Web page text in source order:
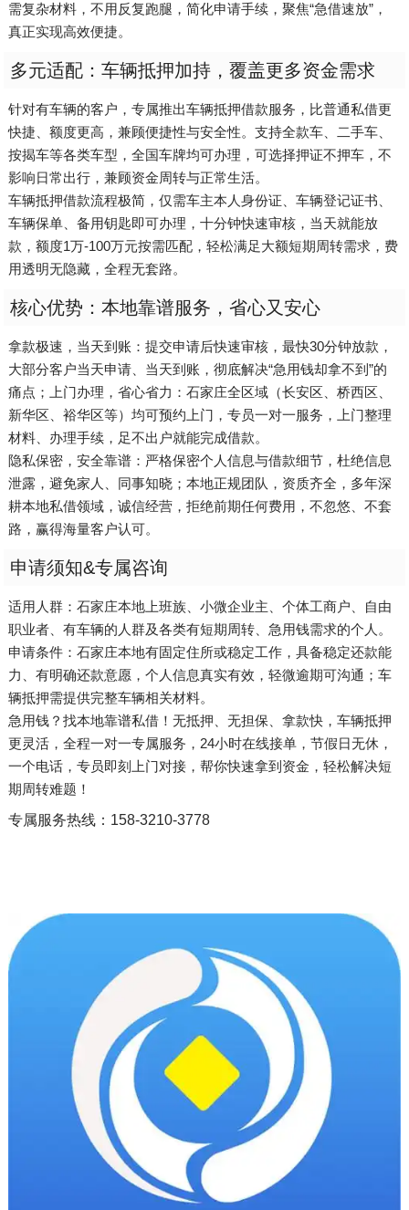
需复杂材料，不用反复跑腿，简化申请手续，聚焦“急借速放”，
真正实现高效便捷。
多元适配：车辆抵押加持，覆盖更多资金需求
针对有车辆的客户，专属推出车辆抵押借款服务，比普通私借更
快捷、额度更高，兼顾便捷性与安全性。支持全款车、二手车、
按揭车等各类车型，全国车牌均可办理，可选择押证不押车，不
影响日常出行，兼顾资金周转与正常生活。
车辆抵押借款流程极简，仅需车主本人身份证、车辆登记证书、
车辆保单、备用钥匙即可办理，十分钟快速审核，当天就能放
款，额度1万-100万元按需匹配，轻松满足大额短期周转需求，费
用透明无隐藏，全程无套路。
核心优势：本地靠谱服务，省心又安心
拿款极速，当天到账：提交申请后快速审核，最快30分钟放款，
大部分客户当天申请、当天到账，彻底解决“急用钱却拿不到”的
痛点；上门办理，省心省力：石家庄全区域（长安区、桥西区、
新华区、裕华区等）均可预约上门，专员一对一服务，上门整理
材料、办理手续，足不出户就能完成借款。
隐私保密，安全靠谱：严格保密个人信息与借款细节，杜绝信息
泄露，避免家人、同事知晓；本地正规团队，资质齐全，多年深
耕本地私借领域，诚信经营，拒绝前期任何费用，不忽悠、不套
路，赢得海量客户认可。
申请须知&专属咨询
适用人群：石家庄本地上班族、小微企业主、个体工商户、自由
职业者、有车辆的人群及各类有短期周转、急用钱需求的个人。
申请条件：石家庄本地有固定住所或稳定工作，具备稳定还款能
力、有明确还款意愿，个人信息真实有效，轻微逾期可沟通；车
辆抵押需提供完整车辆相关材料。
急用钱？找本地靠谱私借！无抵押、无担保、拿款快，车辆抵押
更灵活，全程一对一专属服务，24小时在线接单，节假日无休，
一个电话，专员即刻上门对接，帮你快速拿到资金，轻松解决短
期周转难题！
专属服务热线：158-3210-3778